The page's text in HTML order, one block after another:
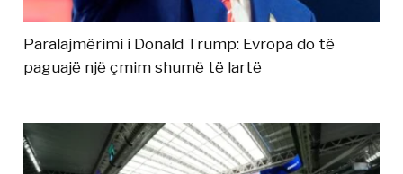
Paralajmërimi i Donald Trump: Evropa do të
paguajë një çmim shumë të lartë